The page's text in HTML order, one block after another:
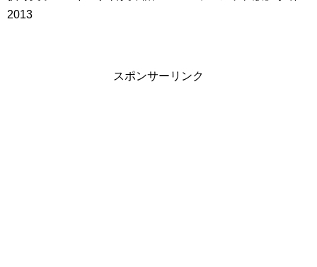
2013
スポンサーリンク